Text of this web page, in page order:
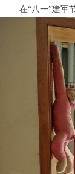
在“八一”建军节